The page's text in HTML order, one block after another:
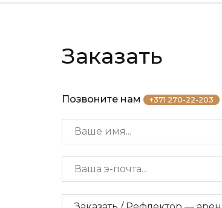
Заказать
Позвоните нам +371 270-22-203